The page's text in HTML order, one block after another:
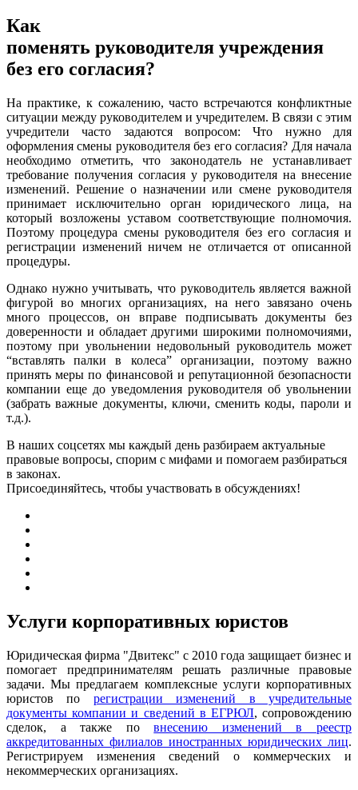
Как
поменять руководителя учреждения
без его согласия?
На практике, к сожалению, часто встречаются конфликтные
ситуации между руководителем и учредителем. В связи с этим
учредители часто задаются вопросом: Что нужно для
оформления смены руководителя без его согласия? Для начала
необходимо отметить, что законодатель не устанавливает
требование получения согласия у руководителя на внесение
изменений. Решение о назначении или смене руководителя
принимает исключительно орган юридического лица, на
который возложены уставом соответствующие полномочия.
Поэтому процедура смены руководителя без его согласия и
регистрации изменений ничем не отличается от описанной
процедуры.
Однако нужно учитывать, что руководитель является важной
фигурой во многих организациях, на него завязано очень
много процессов, он вправе подписывать документы без
доверенности и обладает другими широкими полномочиями,
поэтому при увольнении недовольный руководитель может
“вставлять палки в колеса” организации, поэтому важно
принять меры по финансовой и репутационной безопасности
компании еще до уведомления руководителя об увольнении
(забрать важные документы, ключи, сменить коды, пароли и
т.д.).
В наших соцсетях мы каждый день разбираем актуальные
правовые вопросы, спорим с мифами и помогаем разбираться
в законах.
Присоединяйтесь, чтобы участвовать в обсуждениях!
Услуги корпоративных юристов
Юридическая фирма "Двитекс" с 2010 года защищает бизнес и
помогает предпринимателям решать различные правовые
задачи. Мы предлагаем комплексные услуги корпоративных
юристов по регистрации изменений в учредительные
документы компании и сведений в ЕГРЮЛ, сопровождению
сделок, а также повнесению изменений в реестр
аккредитованных филиалов иностранных юридических лиц.
Регистрируем изменения сведений о коммерческих и
некоммерческих организациях.